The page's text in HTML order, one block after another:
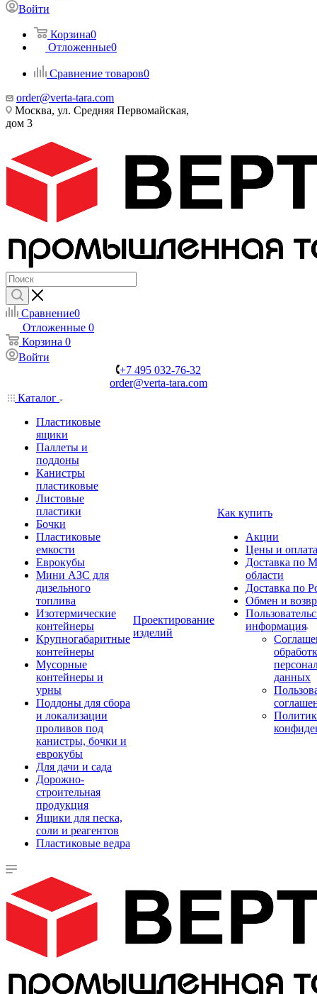
Войти
Корзина0
Отложенные0
Сравнение товаров0
order@verta-tara.com
Москва, ул. Средняя Первомайская,
дом 3
Сравнение0
Отложенные 0
Корзина 0
Войти
+7 495 032-76-32
order@verta-tara.com
Каталог
Пластиковые
ящики
Паллеты и
поддоны
Канистры
пластиковые
Листовые
пластики
Бочки
Пластиковые
емкости
Еврокубы
Мини АЗС для
дизельного
топлива
Изотермические
контейнеры
Крупногабаритные
контейнеры
Мусорные
контейнеры и
урны
Поддоны для сбора
и локализации
проливов под
канистры, бочки и
еврокубы
Для дачи и сада
Дорожно-
строительная
продукция
Ящики для песка,
соли и реагентов
Пластиковые ведра
Проектирование
изделий
Как купить
Акции
Цены и оплата
Доставка по
области
Доставка по
Обмен и
информация
данных